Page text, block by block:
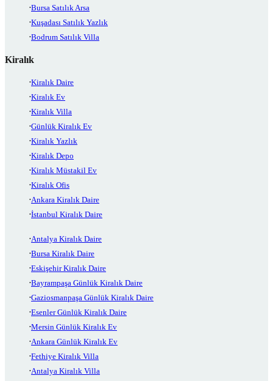
Bursa Satılık Arsa
Kuşadası Satılık Yazlık
Bodrum Satılık Villa
Kiralık
Kiralık Daire
Kiralık Ev
Kiralık Villa
Günlük Kiralık Ev
Kiralık Yazlık
Kiralık Depo
Kiralık Müstakil Ev
Kiralık Ofis
Ankara Kiralık Daire
İstanbul Kiralık Daire
Antalya Kiralık Daire
Bursa Kiralık Daire
Eskişehir Kiralık Daire
Bayrampaşa Günlük Kiralık Daire
Gaziosmanpaşa Günlük Kiralık Daire
Esenler Günlük Kiralık Daire
Mersin Günlük Kiralık Ev
Ankara Günlük Kiralık Ev
Fethiye Kiralık Villa
Antalya Kiralık Villa